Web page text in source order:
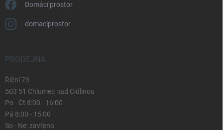
Domácí prostor
domaciprostor
PRODEJNA
Říční 73
503 51 Chlumec nad Cidlinou
Po - Čt 8:00 - 16:00
Pá 8:00 - 15:00
So - Ne: zavřeno